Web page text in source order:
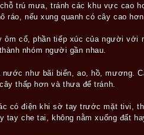
trú mưa, tránh các khu vực cao
ráo, nếu xung quanh có cây cao
cổ, phần tiếp xúc của người với
nhóm người gần nhau.
như bãi biển, ao, hồ, mương.
thấp hơn và thưa để tránh.
có điện khi sờ tay trước mặt tivi,
che tai, không nằm xuống đất